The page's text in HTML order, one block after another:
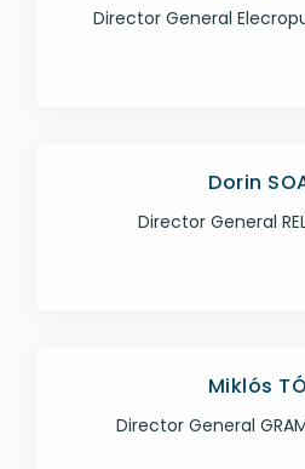
Director General
Dorin
Director General
Miklós
Director General